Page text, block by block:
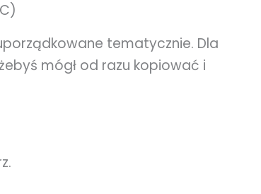
tematycznie. Dla
mógł od razu kopiować i